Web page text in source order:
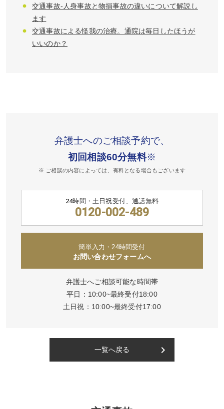
交通事故-人身事故と物損事故の違いについて解説し
ます
交通事故による怪我の治療。通院は毎日したほうが
いいのか？
弁護士へのご相談予約で、
初回相談60分無料※
※ ご相談の内容によっては、有料となる場合もございます
24時間・土日祝受付、通話無料
0120-002-489
簡単入力・24時間受付
お問い合わせフォームへ
弁護士へご相談可能な時間帯
平日：10:00~最終受付18:00
土日祝：10:00~最終受付17:00
一覧へ戻る keyboard_arrow_right